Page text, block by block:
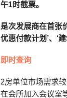
午1时截票。
是次发展商在首张
优惠付款计划’、‘
即时查询
2房单位市场需求
在会所加入会议室